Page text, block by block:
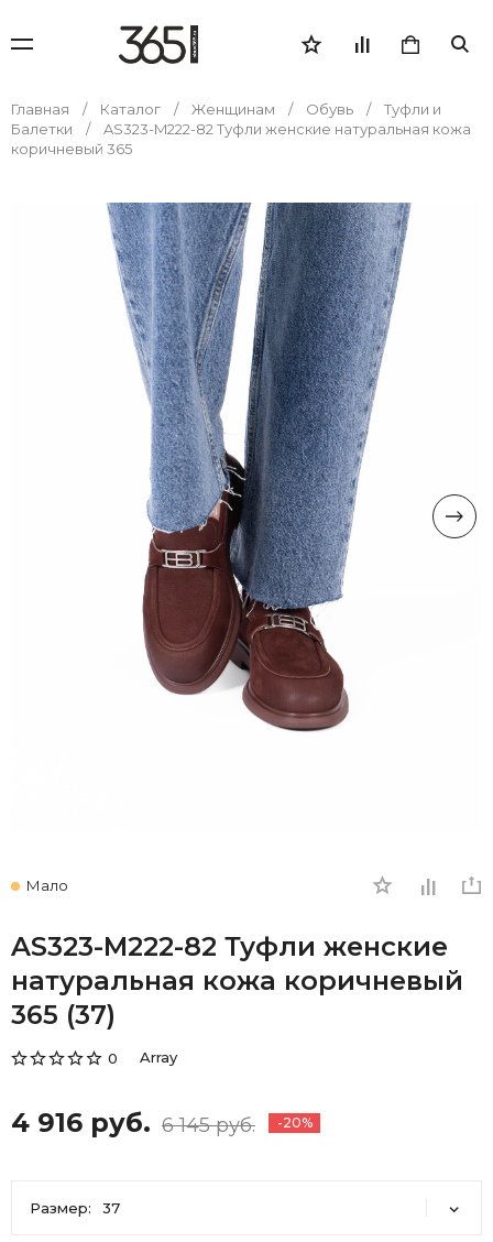
Главная Каталог Женщинам Обувь
Туфли и
Балетки
AS323-M222-82 Туфли женские натуральная кожа
коричневый 365
Мало
AS323-M222-82 Туфли женские
натуральная кожа коричневый
365 (37)
0 Array
4 916 руб. 6 145 руб. -20%
Размер: 37